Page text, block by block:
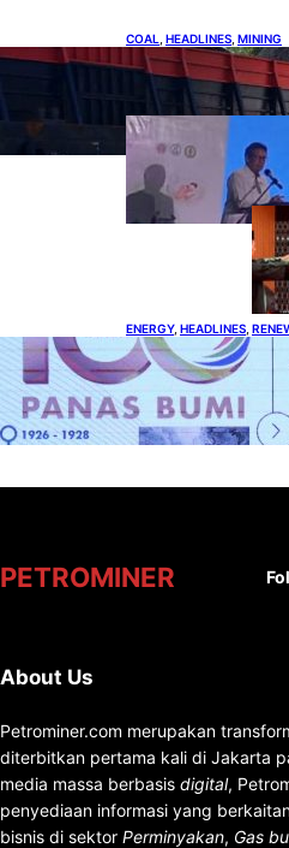
COAL HEADLINES MINING
Lelang Batubara
dari Rp 20 Miliar
Alkes
ENERGY, HEADLINES
Momentum 100
Akselerasi
PETROMINER
About Us
Petrominer.com merupakan
diterbitkan pertama kali di Jakarta
media massa berbasis digital,
penyediaan informasi yang
bisnis di sektor Perminyakan, Gas